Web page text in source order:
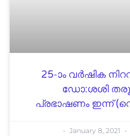
25-ാം വർഷിക
ഡോ:ശശി
പ്രഭാഷണം ഇന്ന്
January 8, 2021